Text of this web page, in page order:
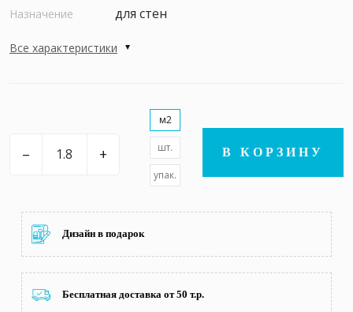
Назначение для стен
Все характеристики
– +
м2
шт.
упак.
В КОРЗИНУ
Дизайн в подарок
Бесплатная доставка от 50 т.р.